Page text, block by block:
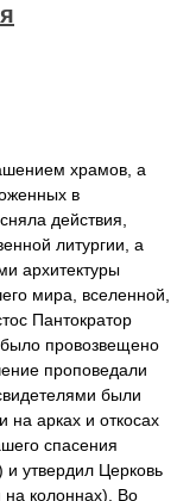
храмов, а
в
действия,
литургии, а
архитектуры
мира, вселенной,
Пантократор
провозвещено
проповедали
были
на арках и откосах
спасения
утвердил Церковь
колоннах). Во